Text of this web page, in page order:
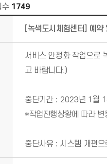
수 1749
[녹색도시체험센터] 예약
서비스 안정화 작업으로
고 바랍니다.)
중단기간 : 2023년 1월
*작업진행상황에 따라 변
중단사유 : 시스템 개편